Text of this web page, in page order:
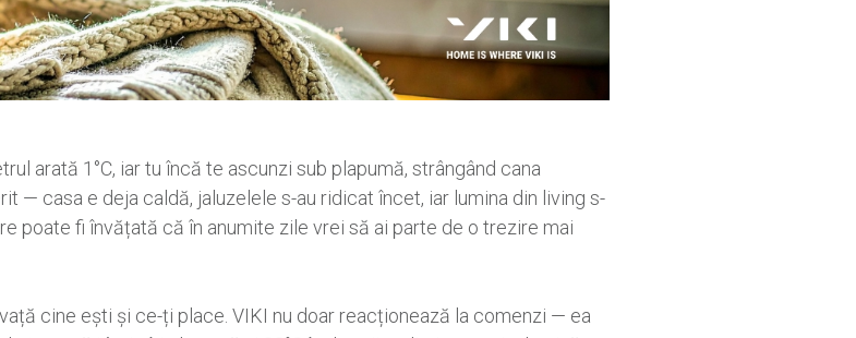
arată 1°C, iar tu încă te ascunzi sub plapumă, strângând cana
— casa e deja caldă, jaluzelele s-au ridicat încet, iar lumina din living s-
poate fi învățată că în anumite zile vrei să ai parte de o trezire mai
cine ești și ce-ți place. VIKI nu doar reacționează la comenzi — ea